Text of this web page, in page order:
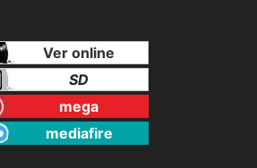
Ver online
SD
mega
mediafire